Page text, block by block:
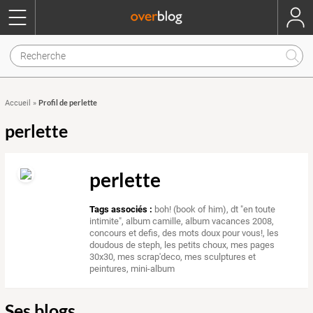
Accueil » Profil de perlette
perlette
perlette
Tags associés : boh! (book of him),dt "en toute
intimite",album camille,album vacances 2008,
concours et defis,des mots doux pour vous!, les
doudous de steph, les petits choux, mes pages
30x30, mes scrap'deco, mes sculptures et
peintures, mini-album